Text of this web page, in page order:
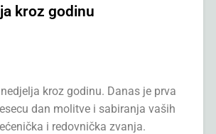
kroz godinu
kroz godinu. Danas je prva
dan molitve i sabiranja vaših
i redovnička zvanja.